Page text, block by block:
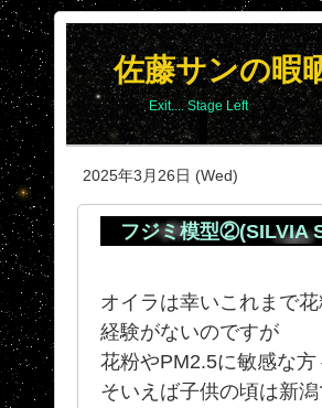
佐藤サンの暇
Exit.... Stage Left
2025年3月26日 (Wed)
フジミ模型②(SILVIA
オイラは幸いこれまで
経験がないのですが
花粉やPM2.5に敏感な方
そいえば子供の頃は新